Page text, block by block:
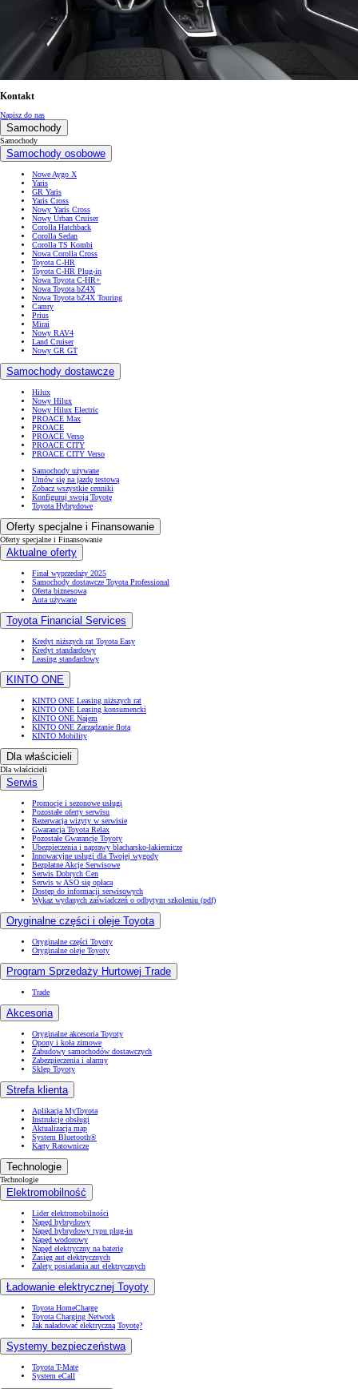
Kontakt
Napisz do nas
Samochody
Samochody
Samochody osobowe
Nowe Aygo X
Yaris
GR Yaris
Yaris Cross
Nowy Yaris Cross
Nowy Urban Cruiser
Corolla Hatchback
Corolla Sedan
Corolla TS Kombi
Nowa Corolla Cross
Toyota C-HR
Toyota C-HR Plug-in
Nowa Toyota C-HR+
Nowa Toyota bZ4X
Nowa Toyota bZ4X Touring
Camry
Prius
Mirai
Nowy RAV4
Land Cruiser
Nowy GR GT
Samochody dostawcze
Hilux
Nowy Hilux
Nowy Hilux Electric
PROACE Max
PROACE
PROACE Verso
PROACE CITY
PROACE CITY Verso
Samochody używane
Umów się na jazdę testową
Zobacz wszystkie cenniki
Konfiguruj swoją Toyotę
Toyota Hybrydowe
Oferty specjalne i Finansowanie
Oferty specjalne i Finansowanie
Aktualne oferty
Finał wyprzedaży 2025
Samochody dostawcze Toyota Professional
Oferta biznesowa
Auta używane
Toyota Financial Services
Kredyt niższych rat Toyota Easy
Kredyt standardowy
Leasing standardowy
KINTO ONE
KINTO ONE Leasing niższych rat
KINTO ONE Leasing konsumencki
KINTO ONE Najem
KINTO ONE Zarządzanie flotą
KINTO Mobility
Dla właścicieli
Dla właścicieli
Serwis
Promocje i sezonowe usługi
Pozostałe oferty serwisu
Rezerwacja wizyty w serwisie
Gwarancja Toyota Relax
Pozostałe Gwarancje Toyoty
Ubezpieczenia i naprawy blacharsko-lakiernicze
Innowacyjne usługi dla Twojej wygody
Bezpłatne Akcje Serwisowe
Serwis Dobrych Cen
Serwis w ASO się opłaca
Dostęp do informacji serwisowych
Wykaz wydanych zaświadczeń o odbytym szkoleniu (pdf)
Oryginalne części i oleje Toyota
Oryginalne części Toyoty
Oryginalne oleje Toyoty
Program Sprzedaży Hurtowej Trade
Trade
Akcesoria
Oryginalne akcesoria Toyoty
Opony i koła zimowe
Zabudowy samochodów dostawczych
Zabezpieczenia i alarmy
Sklep Toyoty
Strefa klienta
Aplikacja MyToyota
Instrukcje obsługi
Aktualizacja map
System Bluetooth®
Karty Ratownicze
Technologie
Technologie
Elektromobilność
Lider elektromobilności
Napęd hybrydowy
Napęd hybrydowy typu plug-in
Napęd wodorowy
Napęd elektryczny na baterię
Zasięg aut elektrycznych
Zalety posiadania aut elektrycznych
Ładowanie elektrycznej Toyoty
Toyota HomeCharge
Toyota Charging Network
Jak naładować elektryczną Toyotę?
Systemy bezpieczeństwa
Toyota T-Mate
System eCall